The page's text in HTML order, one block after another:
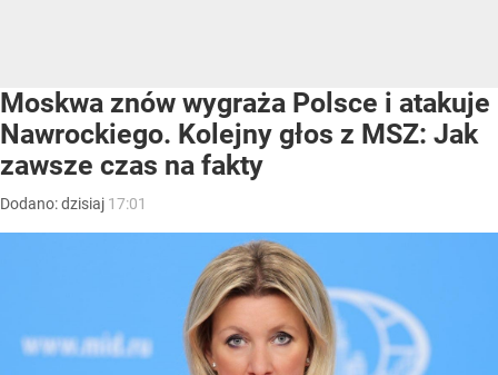
Moskwa znów wygraża Polsce i atakuje
Nawrockiego. Kolejny głos z MSZ: Jak
zawsze czas na fakty
Dodano:dzisiaj 17:01